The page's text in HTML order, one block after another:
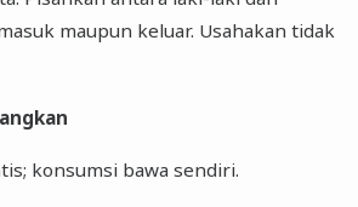
maupun keluar. Usahakan tidak
konsumsi bawa sendiri.